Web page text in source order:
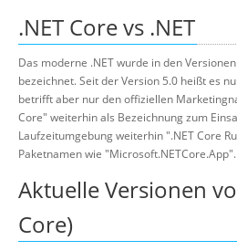
.NET Core vs .NET
Das moderne .NET wurde in den
bezeichnet. Seit der Version 5.0 heißt es
betrifft aber nur den offiziellen
Core" weiterhin als Bezeichnung zum
Laufzeitumgebung weiterhin ".NET Core
Paketnamen wie "Microsoft.NETCore.App".
Aktuelle Versionen
Core)